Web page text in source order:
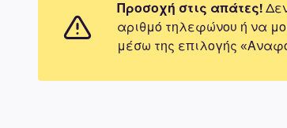
Προσοχή στις απάτες!
αριθμό τηλεφώνου ή να
μέσω της επιλογής